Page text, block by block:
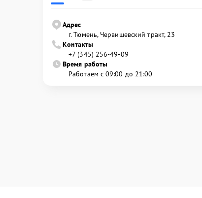
Адрес
г. Тюмень, ​Червишевский тракт, 23
Контакты
+7 (345) 256-49-09
Время работы
Работаем с 09:00 до 21:00